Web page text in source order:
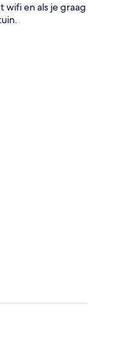
wifi en als je graag